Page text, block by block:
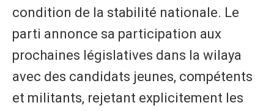
condition de la stabilité nationale. Le
parti annonce sa participation aux
prochaines législatives dans la wilaya
avec des candidats jeunes, compétents
et militants, rejetant explicitement les